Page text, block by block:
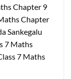
Chapter 9
Chapter
Sankegalu
7 Maths
7 Maths